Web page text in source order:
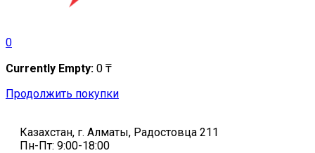
0
Currently Empty: 0 ₸
Продолжить покупки
Казахстан, г. Алматы, Радостовца 211
Пн-Пт: 9:00-18:00